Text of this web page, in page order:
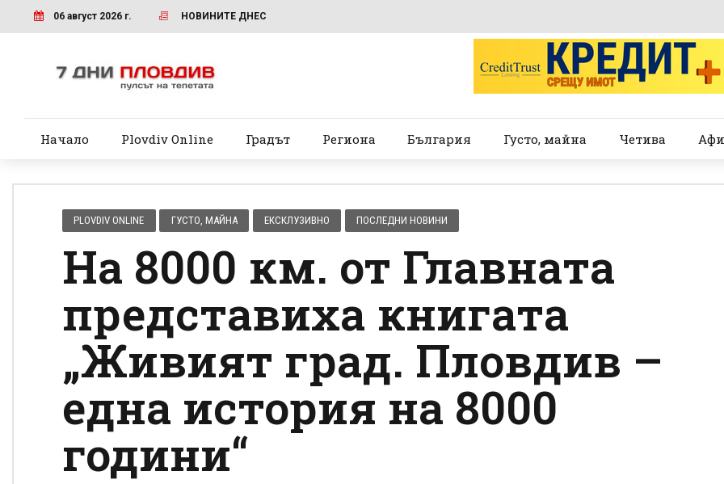
06 август 2026 г. НОВИНИТЕ ДНЕС
Начало Plovdiv Online Градът Региона България Густо, майна Четива
PLOVDIV ONLINE ГУСТО, МАЙНА ЕКСКЛУЗИВНО ПОСЛЕДНИ НОВИНИ
На 8000 км. от Главната
представиха книгата
„Живият град. Пловдив –
една история на 8000
години“